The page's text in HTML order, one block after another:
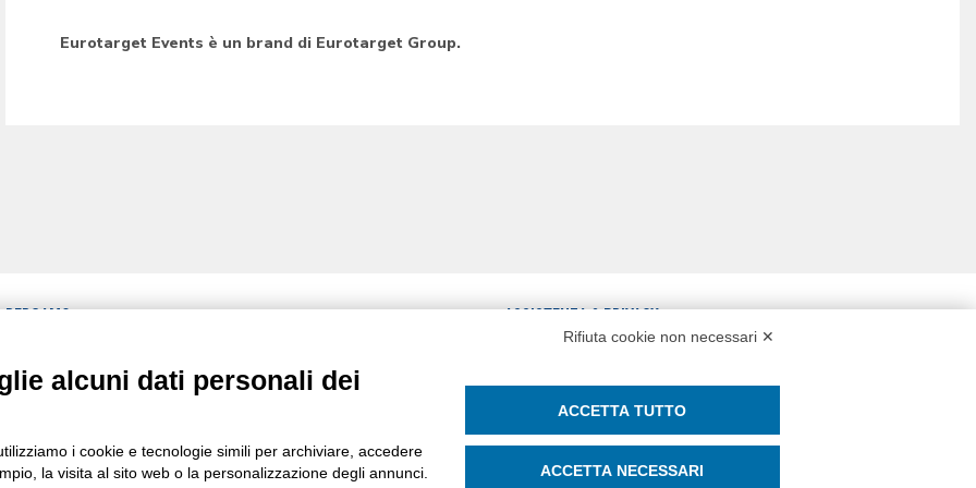
Eurotarget Events è un brand di Eurotarget Group.
BERGAMO
CATEGORIE
CIRCOLARI
ASSISTENZA & PRIVACY
PRIVACY POLICY
COOKIE POLICY
SOCIAL MEDIA POLICY
GENERE
Rifiuta cookie non necessari ✕
alcuni dati personali dei
i cookie e tecnologie simili per archiviare, accedere
la visita al sito web o la personalizzazione degli annunci.
ACCETTA TUTTO
ACCETTA NECESSARI